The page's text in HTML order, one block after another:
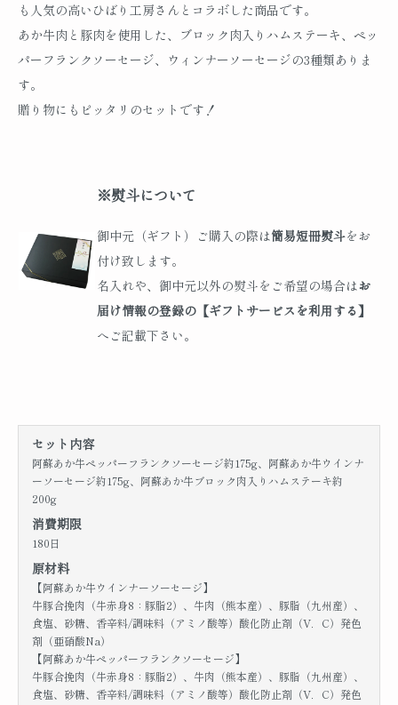
も人気の高いひばり工房さんとコラボした商品です。
あか牛肉と豚肉を使用した、ブロック肉入りハムステーキ、ペッ
パーフランクソーセージ、ウィンナーソーセージの3種類ありま
す。
贈り物にもピッタリのセットです！
※熨斗について
御中元（ギフト）ご購入の際は簡易短冊熨斗をお
付け致します。
名入れや、御中元以外の熨斗をご希望の場合はお
届け情報の登録の【ギフトサービスを利用する】
へご記載下さい。
セット内容
阿蘇あか牛ペッパーフランクソーセージ約175g、阿蘇あか牛ウインナ
ーソーセージ約175g、阿蘇あか牛ブロック肉入りハムステーキ約
200g
消費期限
180日
原材料
【阿蘇あか牛ウインナーソーセージ】
牛豚合挽肉（牛赤身8：豚脂2）、牛肉（熊本産）、豚脂（九州産）、
食塩、砂糖、香辛料/調味料（アミノ酸等）酸化防止剤（V．C）発色
剤（亜硝酸Na）
【阿蘇あか牛ペッパーフランクソーセージ】
牛豚合挽肉（牛赤身8：豚脂2）、牛肉（熊本産）、豚脂（九州産）、
食塩、砂糖、香辛料/調味料（アミノ酸等）酸化防止剤（V．C）発色